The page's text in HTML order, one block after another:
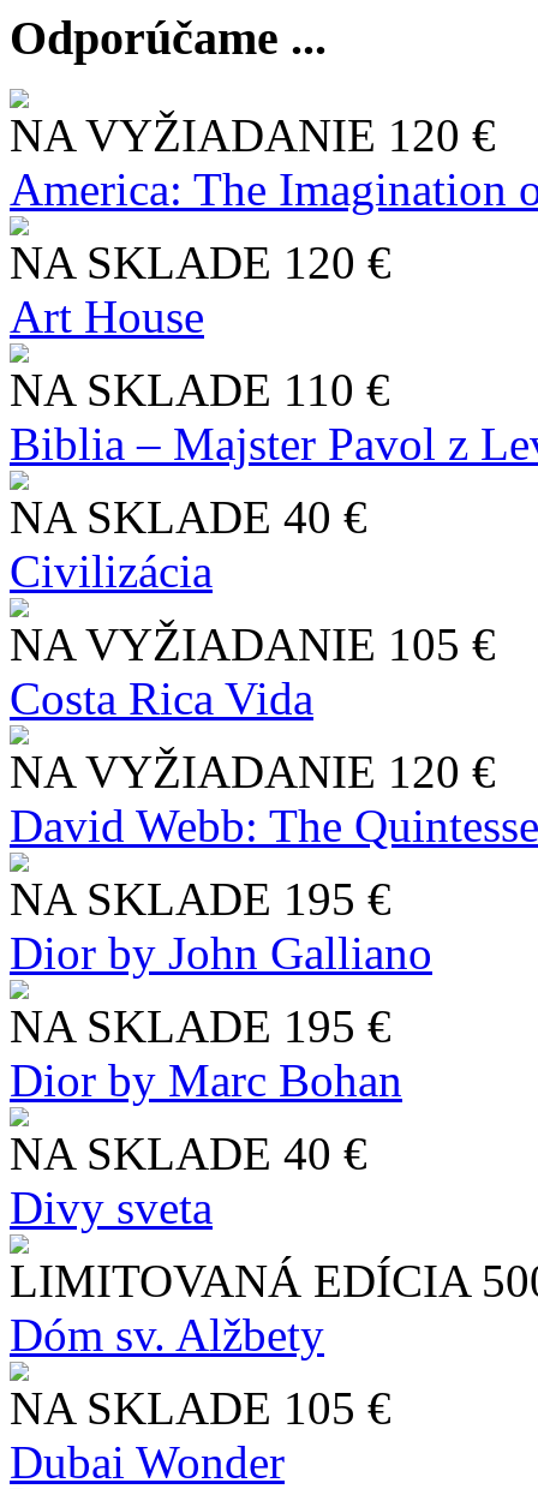
Odporúčame ...
NA VYŽIADANIE 120 €
America: The Imagination
NA SKLADE 120 €
Art House
NA SKLADE 110 €
Biblia – Majster Pavol z
NA SKLADE 40 €
Civilizácia
NA VYŽIADANIE 105 €
Costa Rica Vida
NA VYŽIADANIE 120 €
David Webb: The
NA SKLADE 195 €
Dior by John Galliano
NA SKLADE 195 €
Dior by Marc Bohan
NA SKLADE 40 €
Divy sveta
LIMITOVANÁ EDÍCIA
Dóm sv. Alžbety
NA SKLADE 105 €
Dubai Wonder